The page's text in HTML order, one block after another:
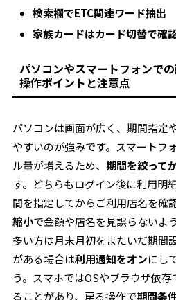
検索欄でETC関連ワード抽出
家族カードはカード切替で確
パソコンやスマートフォンで
操作ポイントと注意点
パソコンは画面が広く、期間指定
やすいのが強みです。スマートフ
ル量が増えるため、期間を絞って
す。どちらもログイン後に利用明
間を指定してからご利用店名を確
縮小で金額や店名を見誤らないよ
多い方は月末月初をまたいだ期間
がある場合は利用通知をオンにし
う。スマホではOSやブラウザ依
ることがあり、戻る操作で期間条